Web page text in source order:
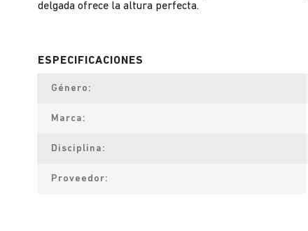
delgada ofrece la altura perfecta.
Género
Marca
Disciplina
Proveedor